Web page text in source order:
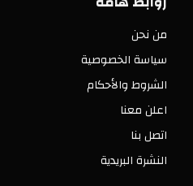
من نحن
سياسة الخصوصية
الشروط والأحكام
اعلن معنا
اتصل بنا
النشرة البريدية